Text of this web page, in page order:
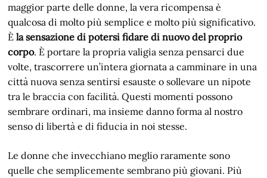
maggior parte delle donne, la vera ricompensa è
qualcosa di molto più semplice e molto più significativo.
Èla sensazione di potersi fidare di nuovo del proprio
corpo. È portare la propria valigia senza pensarci due
volte, trascorrere un’intera giornata a camminare in una
città nuova senza sentirsi esauste o sollevare un nipote
tra le braccia con facilità. Questi momenti possono
sembrare ordinari, ma insieme danno forma al nostro
senso di libertà e di fiducia in noi stesse.
Le donne che invecchiano meglio raramente sono
quelle che semplicemente sembrano più giovani. Più